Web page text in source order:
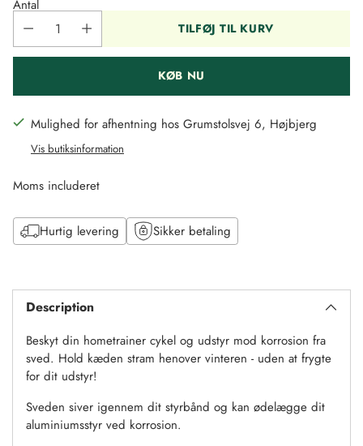
Antal
TILFØJ TIL KURV
KØB NU
Mulighed for afhentning hos Grumstolsvej 6, Højbjerg
Vis butiksinformation
Moms includeret
Hurtig levering Sikker betaling
til
kurvDescription
Beskyt din hometrainer cykel og udstyr mod korrosion fra
sved. Hold kæden stram henover vinteren - uden at frygte
for dit udstyr!
Sveden siver igennem dit styrbånd og kan ødelægge dit
aluminiumsstyr ved korrosion.